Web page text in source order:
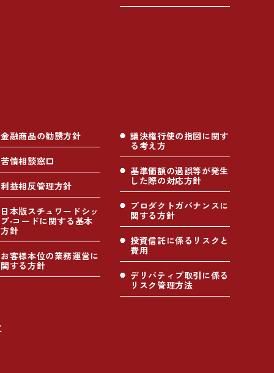
金融商品の勧誘方針
苦情相談窓口
利益相反管理方針
日本版スチュワードシッ
プ‧コードに関する基本
方針
お客様本位の業務運営に
関する方針
議決権行使の指図に関す
る考え方
基準価額の過誤等が発生
した際の対応方針
プロダクトガバナンスに
関する方針
投資信託に係るリスクと
費用
デリバティブ取引に係る
リスク管理方法